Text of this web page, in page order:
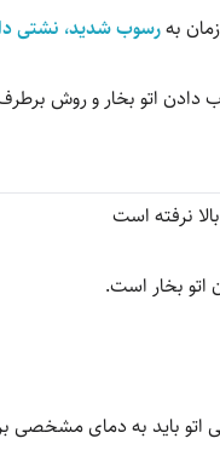
بهرسوب شدید، نشتی
دادن اتو بخار و روش
اتو بخار است.
اتو باید به دمای مشخصی